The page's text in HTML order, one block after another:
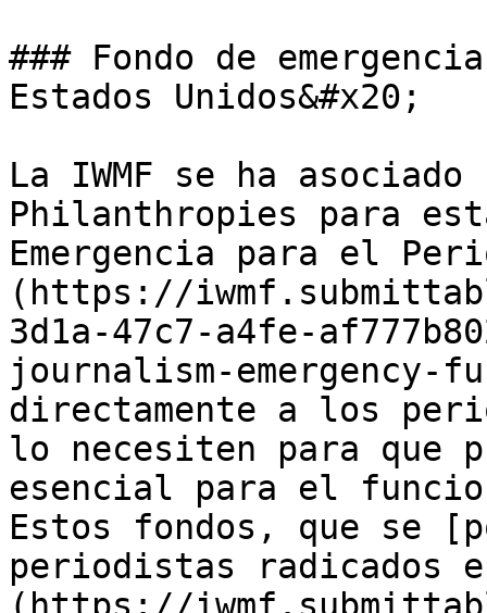
### Fondo de
Estados Unidos&#x20;
La IWMF se ha asociado
Philanthropies para
Emergencia para el
(https://
3d1a-47c7-a4fe-
journalism-emergency-
directamente a los
lo necesiten para que
esencial para el
Estos fondos, que se
periodistas radicados